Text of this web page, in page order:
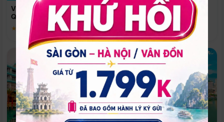
Vinpearl Resort & Spa Phu
Quoc
★ 5.0
Quoc
Phú Quốc
★ 5.0